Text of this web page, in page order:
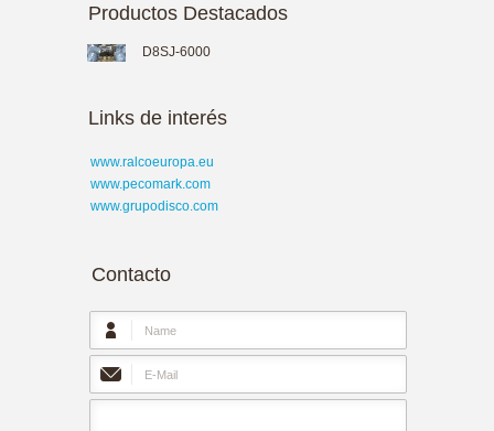
Productos Destacados
D8SJ-6000
Links de interés
www.ralcoeuropa.eu
www.pecomark.com
www.grupodisco.com
Contacto